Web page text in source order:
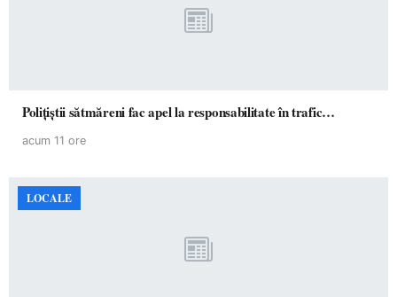
Polițiștii sătmăreni fac apel la responsabilitate în trafic…
acum 11 ore
LOCALE